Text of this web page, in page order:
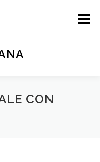
Menu
EVENTI
CON